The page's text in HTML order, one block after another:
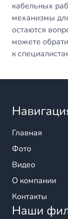
кабельных
механизмы
остаются
можете
к
Главная
Фото
Видео
О компании
Контакты
Наши